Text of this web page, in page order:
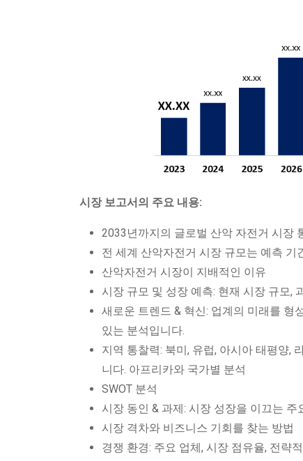
시장 보고서의 주요 내용:
2033년까지의 글로벌 산악 자전거 시장
전 세계 산악자전거 시장 규모는 예측
산악자전거 시장이 지배적인 이유
시장 규모 및 성장 예측: 현재 시장 규모,
새로운 트렌드 & 혁신: 업계의 미래를 형
있는 분석입니다.
지역 통찰력: 북미, 유럽, 아시아 태평양,
니다. 아프리카와 국가별 분석
SWOT 분석
시장 동인 & 과제: 시장 성장을 이끄는
시장 격차와 비즈니스 기회를 찾는 방법
경쟁 환경: 주요 업체, 시장 점유율, 전략